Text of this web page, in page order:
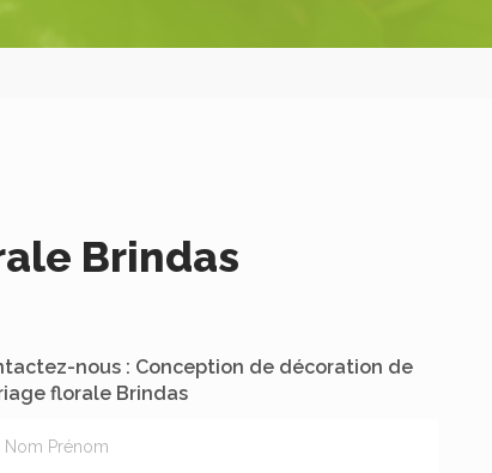
Brindas
nous : Conception de décoration de
florale Brindas